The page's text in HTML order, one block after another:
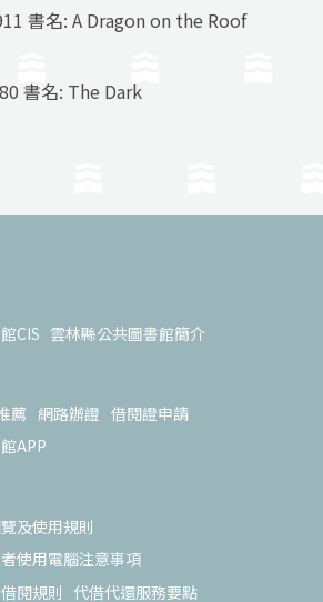
書名: A Dragon on the Roof
書名: The Dark
CIS 雲林縣公共圖書館簡介
薦 網路辦證 借閱證申請
APP
及使用規則
使用電腦注意事項
閱規則 代借代還服務要點